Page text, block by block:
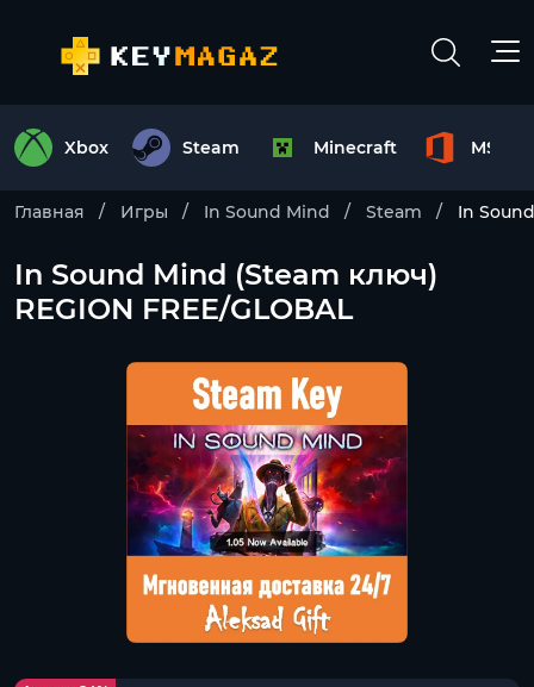
Xbox Steam Minecraft MS
Главная Игры In Sound Mind Steam In
In Sound Mind (Steam ключ)
REGION FREE/GLOBAL